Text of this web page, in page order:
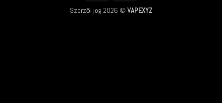
Szerzői jog 2026 © VAPEXYZ